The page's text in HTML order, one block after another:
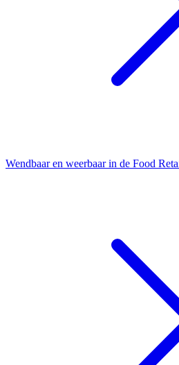
Wendbaar en weerbaar in de Food